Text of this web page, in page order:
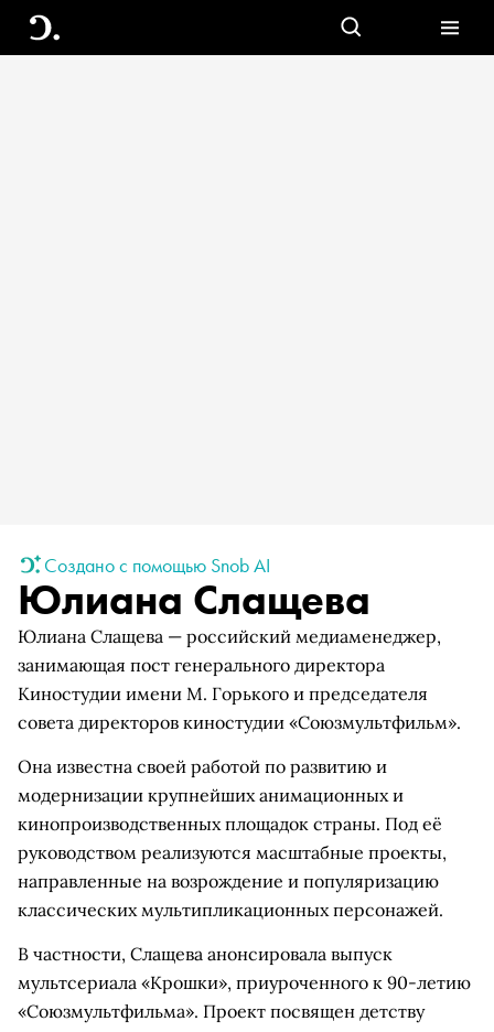
Создано с помощью Snob AI
Юлиана Слащева
Юлиана Слащева — российский медиаменеджер,
занимающая пост генерального директора
Киностудии имени М. Горького и председателя
совета директоров киностудии «Союзмультфильм».
Она известна своей работой по развитию и
модернизации крупнейших анимационных и
кинопроизводственных площадок страны. Под её
руководством реализуются масштабные проекты,
направленные на возрождение и популяризацию
классических мультипликационных персонажей.
В частности, Слащева анонсировала выпуск
мультсериала «Крошки», приуроченного к 90-летию
«Союзмультфильма». Проект посвящен детству